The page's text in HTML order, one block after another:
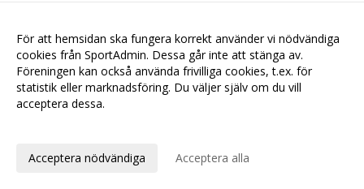
Bra utdelning i Täby Open 2018-05-21 16:09
Fina framgångar på Hellaskastet 2018-05-06 16:06
Starka insatser på Turebergsstafetten 2018-05-06 16:03
Löpgruppen är igång!
För att hemsidan ska fungera korrekt använder vi nödvändiga
cookies från SportAdmin. Dessa går inte att stänga av.
Föreningen kan också använda frivilliga cookies, t.ex. för
statistik eller marknadsföring. Du väljer själv om du vill
acceptera dessa.
Acceptera nödvändiga Acceptera alla